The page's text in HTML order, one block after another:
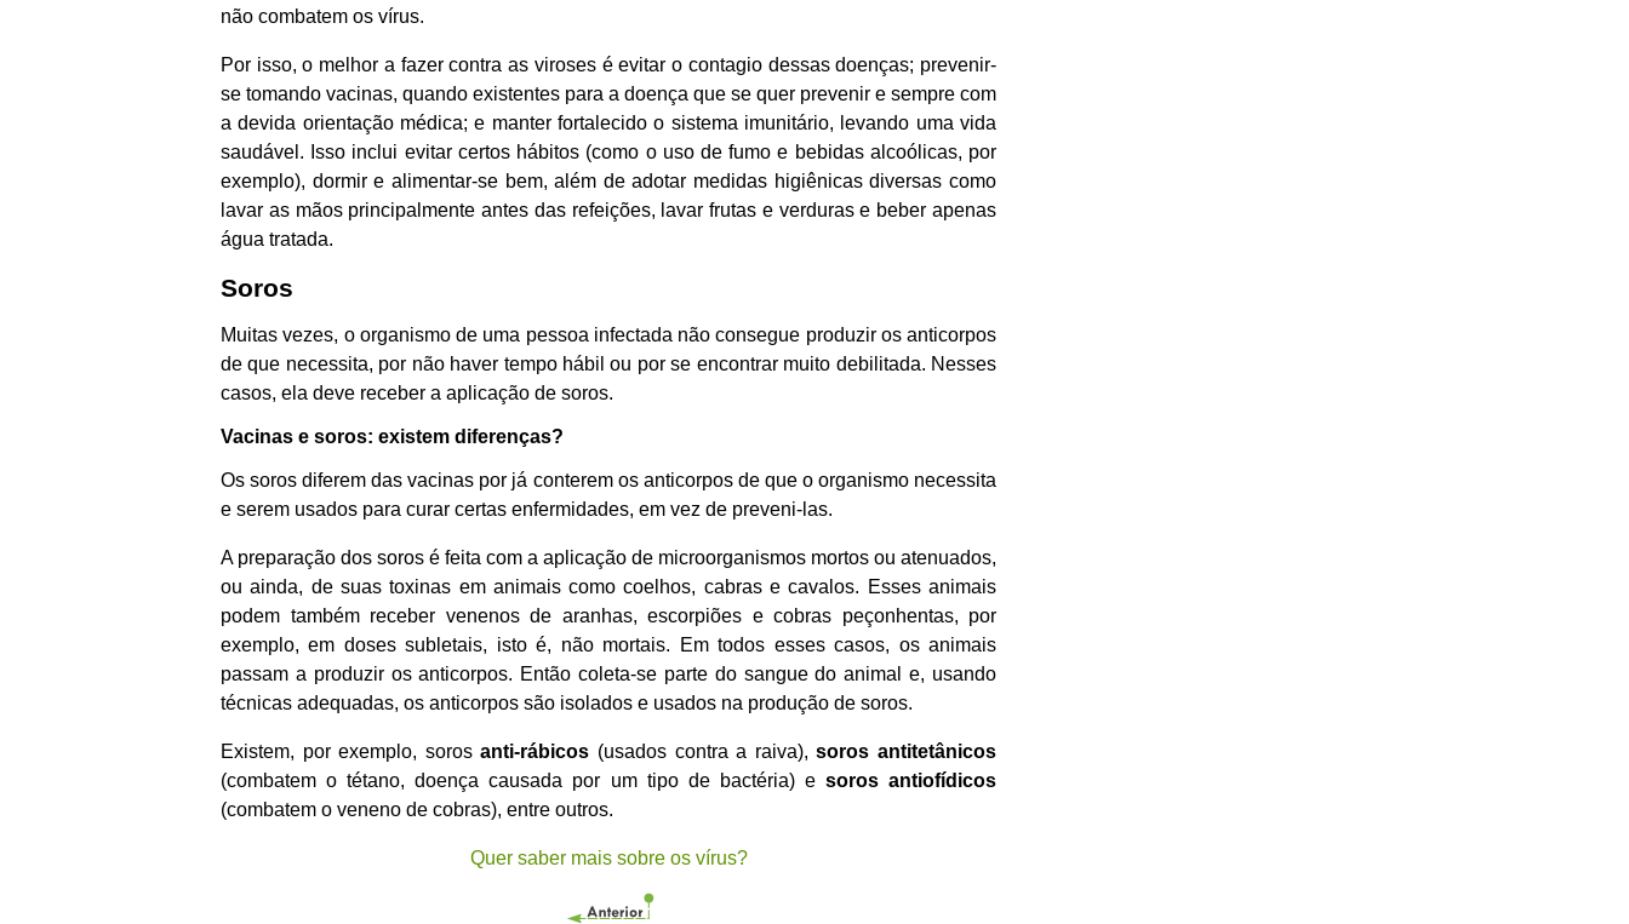
não combatem os vírus.
Por isso, o melhor a fazer contra as viroses é evitar o contagio dessas doenças; prevenir-
se tomando vacinas, quando existentes para a doença que se quer prevenir e sempre com
a devida orientação médica; e manter fortalecido o sistema imunitário, levando uma vida
saudável. Isso inclui evitar certos hábitos (como o uso de fumo e bebidas alcoólicas, por
exemplo), dormir e alimentar-se bem, além de adotar medidas higiênicas diversas como
lavar as mãos principalmente antes das refeições, lavar frutas e verduras e beber apenas
água tratada.
Soros
Muitas vezes, o organismo de uma pessoa infectada não consegue produzir os anticorpos
de que necessita, por não haver tempo hábil ou por se encontrar muito debilitada. Nesses
casos, ela deve receber a aplicação de soros.
Vacinas e soros: existem diferenças?
Os soros diferem das vacinas por já conterem os anticorpos de que o organismo necessita
e serem usados para curar certas enfermidades, em vez de preveni-las.
A preparação dos soros é feita com a aplicação de microorganismos mortos ou atenuados,
ou ainda, de suas toxinas em animais como coelhos, cabras e cavalos. Esses animais
podem também receber venenos de aranhas, escorpiões e cobras peçonhentas, por
exemplo, em doses subletais, isto é, não mortais. Em todos esses casos, os animais
passam a produzir os anticorpos. Então coleta-se parte do sangue do animal e, usando
técnicas adequadas, os anticorpos são isolados e usados na produção de soros.
Existem, por exemplo, sorosanti-rábicos (usados contra a raiva),soros antitetânicos
(combatem o tétano, doença causada por um tipo de bactéria) e soros antiofídicos
(combatem o veneno de cobras), entre outros.
Quer saber mais sobre os vírus?